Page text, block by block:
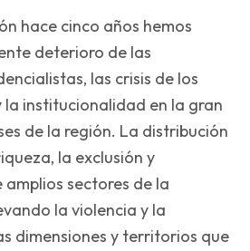
hace cinco años hemos
deterioro de las
las crisis de los
institucionalidad en la gran
de la región. La distribución
la exclusión y
sectores de la
la violencia y la
dimensiones y territorios que